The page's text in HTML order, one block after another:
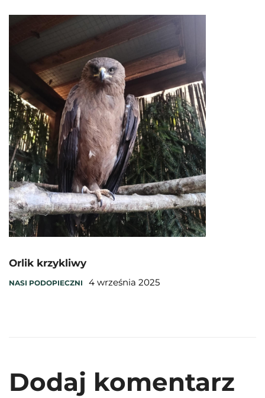
Orlik krzykliwy
NASI PODOPIECZNI 4 września 2025
Dodaj komentarz